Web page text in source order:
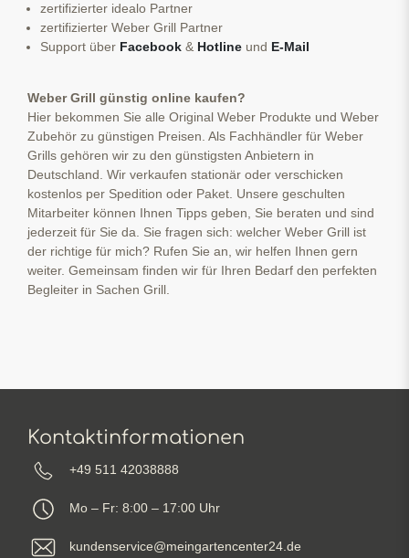
zertifizierter idealo Partner
zertifizierter Weber Grill Partner
Support über Facebook & Hotline und E-Mail
Weber Grill günstig online kaufen?
Hier bekommen Sie alle Original Weber Produkte und Weber
Zubehör zu günstigen Preisen. Als Fachhändler für Weber
Grills gehören wir zu den günstigsten Anbietern in
Deutschland. Wir verkaufen stationär oder verschicken
kostenlos per Spedition oder Paket. Unsere geschulten
Mitarbeiter können Ihnen Tipps geben, Sie beraten und sind
jederzeit für Sie da. Sie fragen sich: welcher Weber Grill ist
der richtige für mich? Rufen Sie an, wir helfen Ihnen gern
weiter. Gemeinsam finden wir für Ihren Bedarf den perfekten
Begleiter in Sachen Grill.
Kontaktinformationen
+49 511 42038888
Mo – Fr: 8:00 – 17:00 Uhr
kundenservice@meingartencenter24.de